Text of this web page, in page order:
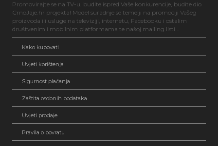
Promovirajte se na TV-u, budite ispred Vaše konkurencije, budite dio
CrnoJaje.hr projekta! Model suradnje se temelji na promociji Vašeg
proizvoda ili usluge na televiziji, internetu, Facebooku i ostalim
društvenim i mobilnim platformama te našoj mailing listi...
Kako kupovati
Uvjeti korištenja
Sigurnost plaćanja
Zaštita osobnih podataka
Uvjeti prodaje
Pravila o povratu